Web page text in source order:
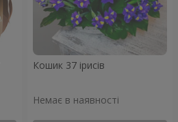
Кошик 37 ірисів
Немає в наявності